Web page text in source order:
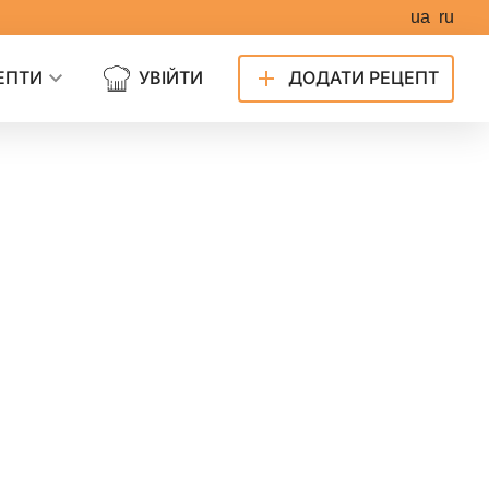
ua ru
УВІЙТИ ДОДАТИ РЕЦЕПТ